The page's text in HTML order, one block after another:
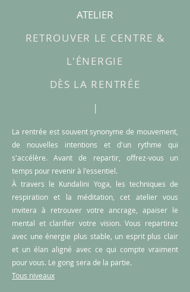
ATELIER
RETROUVER LE CENTRE &
L'ÉNERGIE
DÈS LA RENTRÉE
|
La rentrée est souvent synonyme de mouvement,
de nouvelles intentions et d'un rythme qui
s'accélère. Avant de repartir, offrez-vous un
temps pour revenir à l'essentiel.
À travers le Kundalini Yoga, les techniques de
respiration et la méditation, cet atelier vous
invitera à retrouver votre ancrage, apaiser le
mental et clarifier votre vision. Vous repartirez
avec une énergie plus stable, un esprit plus clair
et un élan aligné avec ce qui compte vraiment
pour vous. Le gong sera de la partie.
Tous niveaux